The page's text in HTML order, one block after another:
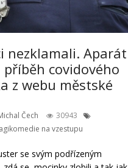
nezklamali. Aparát
covidového
z webu městské
Čech
30943
na vzestupu
se svým podřízeným